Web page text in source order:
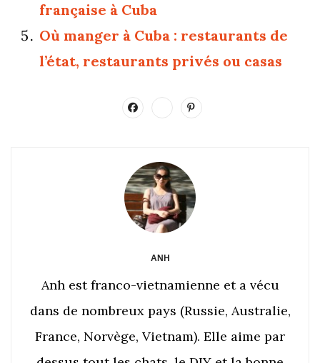
française à Cuba
Où manger à Cuba : restaurants de
l’état, restaurants privés ou casas
ANH
Anh est franco-vietnamienne et a vécu
dans de nombreux pays (Russie, Australie,
France, Norvège, Vietnam). Elle aime par